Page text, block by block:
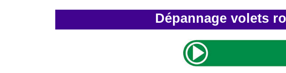
Dépannage volets